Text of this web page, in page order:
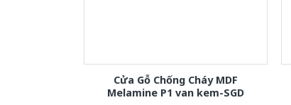
Cửa Gỗ Chống Cháy MDF
Melamine P1 van kem-SGD